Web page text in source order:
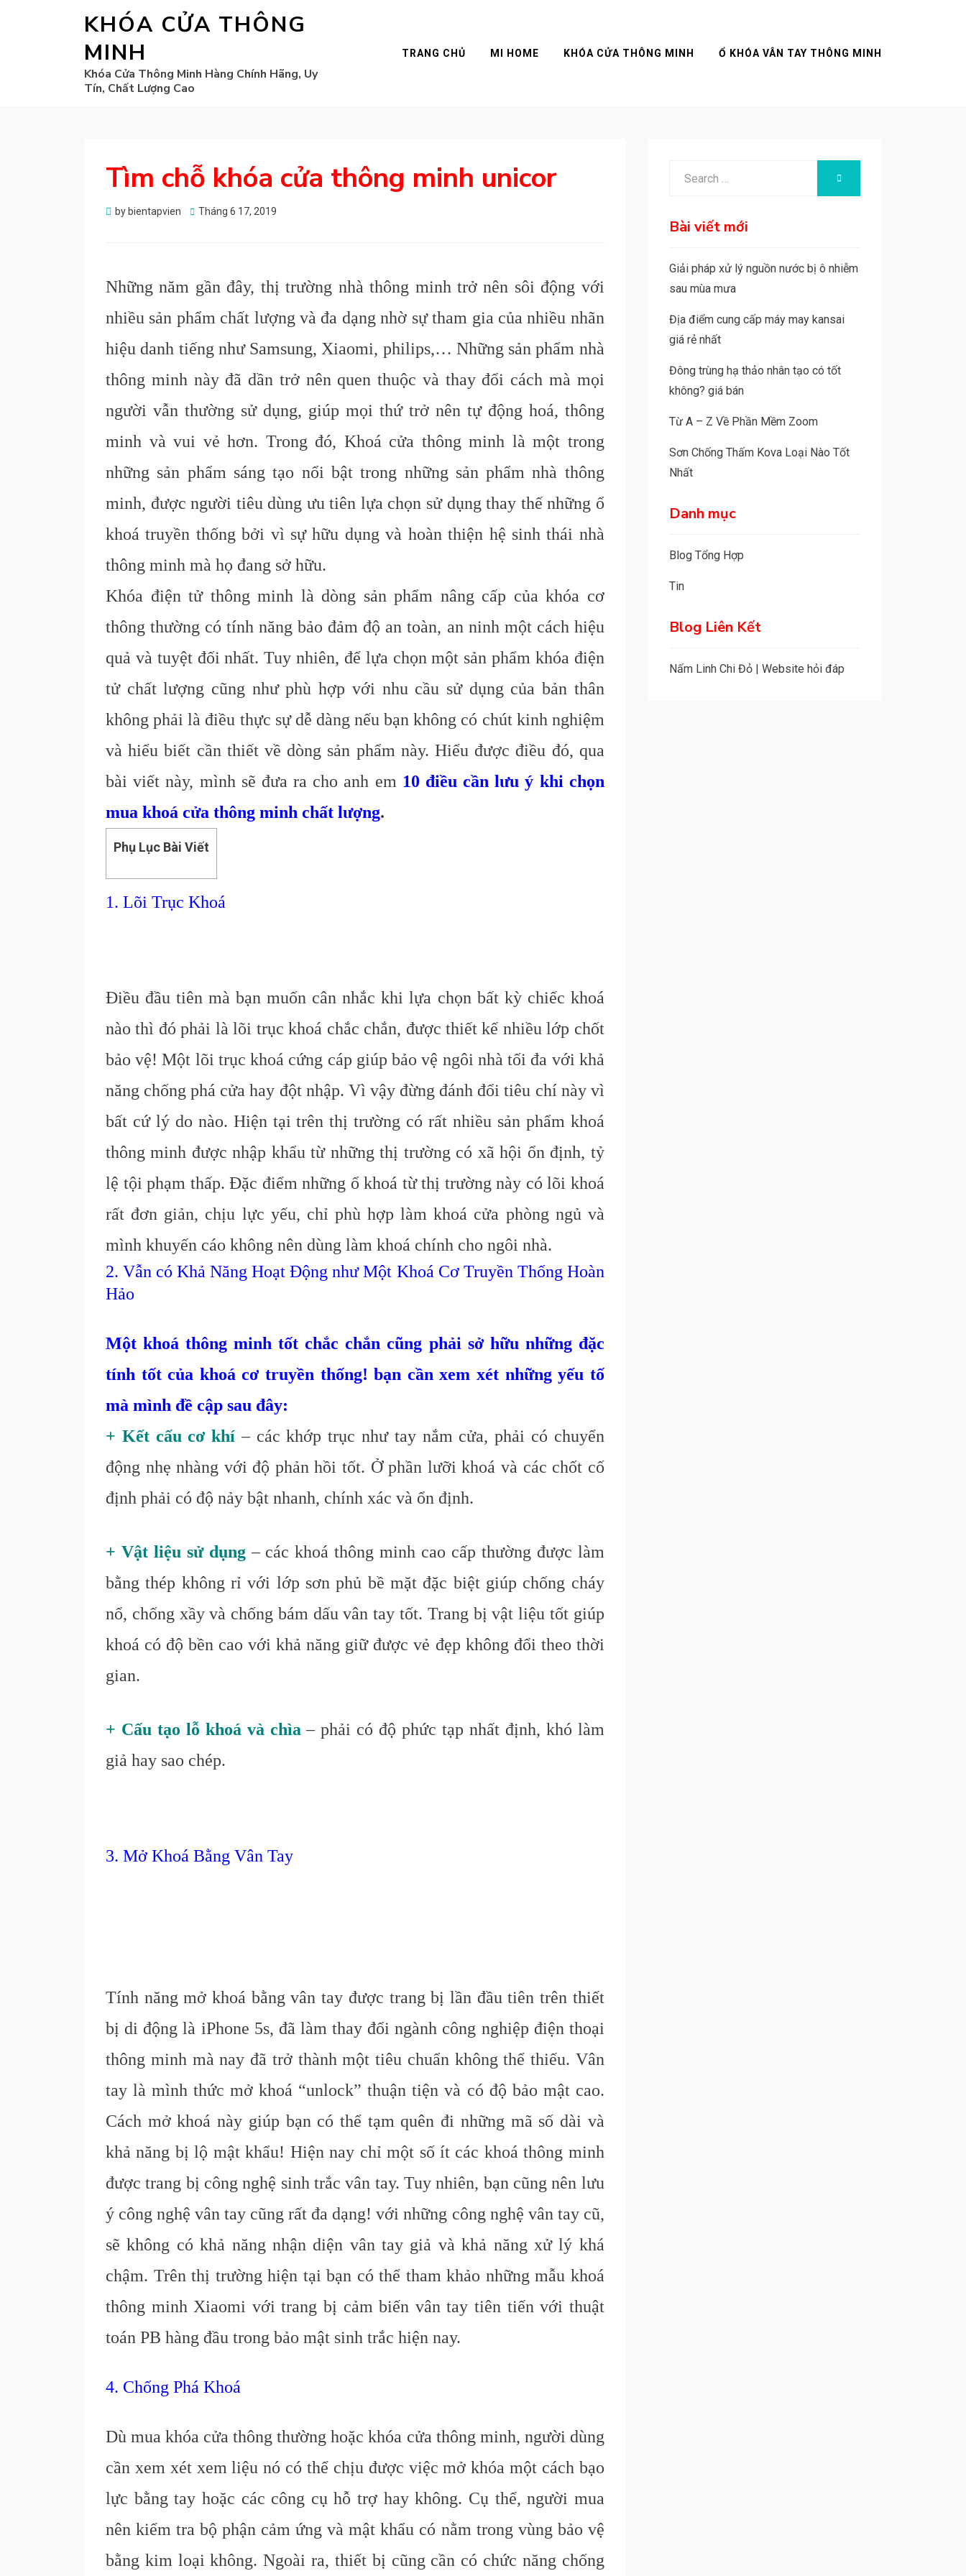
KHÓA CỬA THÔNG
MINH
Khóa Cửa Thông Minh Hàng Chính Hãng, Uy
Tín, Chất Lượng Cao
TRANG CHỦ MI HOME KHÓA CỬA THÔNG MINH Ổ KHÓA VÂN TAY THÔNG MINH
Tìm chỗ khóa cửa thông minh unicor
by bientapvien
Posted
Tháng 6 17, 2019
Những năm gần đây, thị trường nhà thông minh trở nên sôi động với
nhiều sản phẩm chất lượng và đa dạng nhờ sự tham gia của nhiều nhãn
hiệu danh tiếng như Samsung, Xiaomi, philips,… Những sản phẩm nhà
thông minh này đã dần trở nên quen thuộc và thay đổi cách mà mọi
người vẫn thường sử dụng, giúp mọi thứ trở nên tự động hoá, thông
minh và vui vẻ hơn. Trong đó, Khoá cửa thông minh là một trong
những sản phẩm sáng tạo nổi bật trong những sản phẩm nhà thông
minh, được người tiêu dùng ưu tiên lựa chọn sử dụng thay thế những ổ
khoá truyền thống bởi vì sự hữu dụng và hoàn thiện hệ sinh thái nhà
thông minh mà họ đang sở hữu.
Khóa điện tử thông minh là dòng sản phẩm nâng cấp của khóa cơ
thông thường có tính năng bảo đảm độ an toàn, an ninh một cách hiệu
quả và tuyệt đối nhất. Tuy nhiên, để lựa chọn một sản phẩm khóa điện
tử chất lượng cũng như phù hợp với nhu cầu sử dụng của bản thân
không phải là điều thực sự dễ dàng nếu bạn không có chút kinh nghiệm
và hiểu biết cần thiết về dòng sản phẩm này. Hiểu được điều đó, qua
bài viết này, mình sẽ đưa ra cho anh em 10 điều cần lưu ý khi chọn
mua khoá cửa thông minh chất lượng.
Phụ Lục Bài Viết
1. Lõi Trục Khoá
Điều đầu tiên mà bạn muốn cân nhắc khi lựa chọn bất kỳ chiếc khoá
nào thì đó phải là lõi trục khoá chắc chắn, được thiết kế nhiều lớp chốt
bảo vệ! Một lõi trục khoá cứng cáp giúp bảo vệ ngôi nhà tối đa với khả
năng chống phá cửa hay đột nhập. Vì vậy đừng đánh đổi tiêu chí này vì
bất cứ lý do nào. Hiện tại trên thị trường có rất nhiều sản phẩm khoá
thông minh được nhập khẩu từ những thị trường có xã hội ổn định, tỷ
lệ tội phạm thấp. Đặc điểm những ổ khoá từ thị trường này có lõi khoá
rất đơn giản, chịu lực yếu, chỉ phù hợp làm khoá cửa phòng ngủ và
mình khuyến cáo không nên dùng làm khoá chính cho ngôi nhà.
2. Vẫn có Khả Năng Hoạt Động như Một Khoá Cơ Truyền Thống Hoàn
Hảo
Một khoá thông minh tốt chắc chắn cũng phải sở hữu những đặc
tính tốt của khoá cơ truyền thống! bạn cần xem xét những yếu tố
mà mình đề cập sau đây:
+ Kết cấu cơ khí – các khớp trục như tay nắm cửa, phải có chuyển
động nhẹ nhàng với độ phản hồi tốt. Ở phần lưỡi khoá và các chốt cố
định phải có độ nảy bật nhanh, chính xác và ổn định.
+ Vật liệu sử dụng– các khoá thông minh cao cấp thường được làm
bằng thép không rỉ với lớp sơn phủ bề mặt đặc biệt giúp chống cháy
nổ, chống xầy và chống bám dấu vân tay tốt. Trang bị vật liệu tốt giúp
khoá có độ bền cao với khả năng giữ được vẻ đẹp không đổi theo thời
gian.
+ Cấu tạo lỗ khoá và chìa – phải có độ phức tạp nhất định, khó làm
giả hay sao chép.
3. Mở Khoá Bằng Vân Tay
Tính năng mở khoá bằng vân tay được trang bị lần đầu tiên trên thiết
bị di động là iPhone 5s, đã làm thay đổi ngành công nghiệp điện thoại
thông minh mà nay đã trở thành một tiêu chuẩn không thể thiếu. Vân
tay là mình thức mở khoá “unlock” thuận tiện và có độ bảo mật cao.
Cách mở khoá này giúp bạn có thể tạm quên đi những mã số dài và
khả năng bị lộ mật khẩu! Hiện nay chỉ một số ít các khoá thông minh
được trang bị công nghệ sinh trắc vân tay. Tuy nhiên, bạn cũng nên lưu
ý công nghệ vân tay cũng rất đa dạng! với những công nghệ vân tay cũ,
sẽ không có khả năng nhận diện vân tay giả và khả năng xử lý khá
chậm. Trên thị trường hiện tại bạn có thể tham khảo những mẫu khoá
thông minh Xiaomi với trang bị cảm biến vân tay tiên tiến với thuật
toán PB hàng đầu trong bảo mật sinh trắc hiện nay.
4. Chống Phá Khoá
Dù mua khóa cửa thông thường hoặc khóa cửa thông minh, người dùng
cần xem xét xem liệu nó có thể chịu được việc mở khóa một cách bạo
lực bằng tay hoặc các công cụ hỗ trợ hay không. Cụ thể, người mua
nên kiểm tra bộ phận cảm ứng và mật khẩu có nằm trong vùng bảo vệ
bằng kim loại không. Ngoài ra, thiết bị cũng cần có chức năng chống
SEARCH
Bài viết mới
Giải pháp xử lý nguồn nước bị ô nhiễm
sau mùa mưa
Địa điểm cung cấp máy may kansai
giá rẻ nhất
Đông trùng hạ thảo nhân tạo có tốt
không? giá bán
Từ A – Z Về Phần Mềm Zoom
Sơn Chống Thấm Kova Loại Nào Tốt
Nhất
Danh mục
Blog Tổng Hợp
Tin
Blog Liên Kết
Nấm Linh Chi Đỏ| Website hỏi đáp